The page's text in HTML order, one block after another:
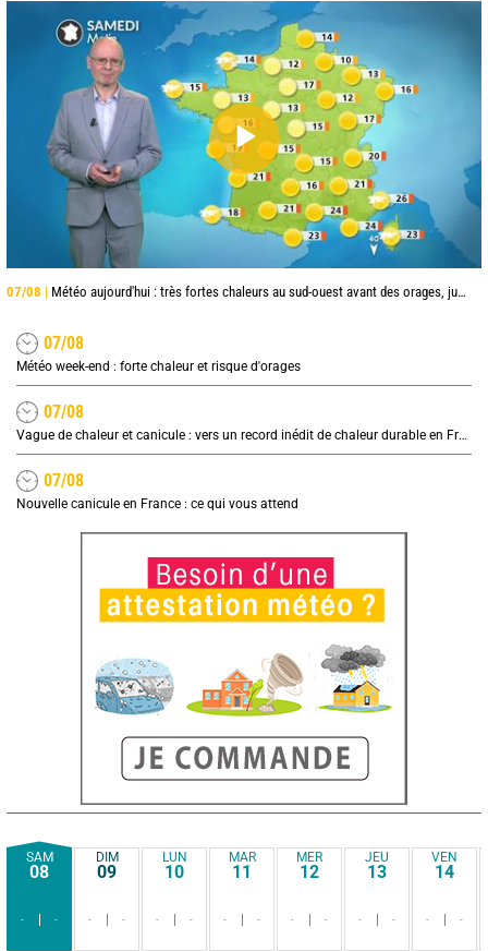
07/08 | Météo aujourd'hui : très fortes chaleurs au sud-ouest avant des orages, jusqu'à 39°C
07/08
Météo week-end : forte chaleur et risque d'orages
07/08
Vague de chaleur et canicule : vers un record inédit de chaleur durable en France
07/08
Nouvelle canicule en France : ce qui vous attend
SAM
08
- -
DIM
09
- -
LUN
10
- -
MAR
11
- -
MER
12
- -
JEU
13
- -
VEN
14
- -